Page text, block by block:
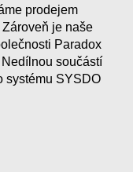
prodejem
je naše
Paradox
součástí
systému SYSDO